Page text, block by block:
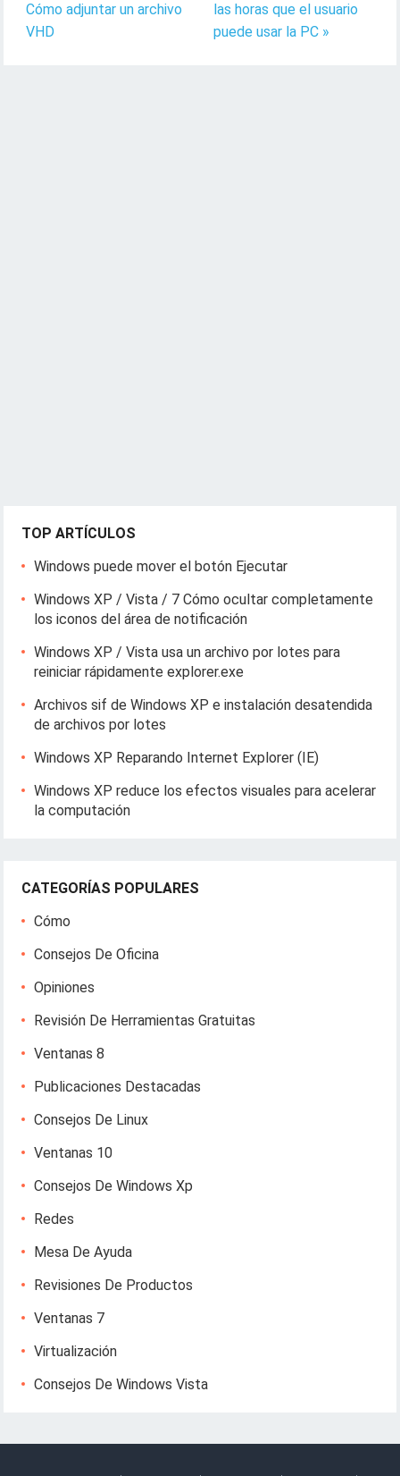
Cómo adjuntar un archivo
VHD
las horas que el usuario
puede usar la PC »
TOP ARTÍCULOS
Windows puede mover el botón Ejecutar
Windows XP / Vista / 7 Cómo ocultar completamente
los iconos del área de notificación
Windows XP / Vista usa un archivo por lotes para
reiniciar rápidamente explorer.exe
Archivos sif de Windows XP e instalación desatendida
de archivos por lotes
Windows XP Reparando Internet Explorer (IE)
Windows XP reduce los efectos visuales para acelerar
la computación
CATEGORÍAS POPULARES
Cómo
Consejos De Oficina
Opiniones
Revisión De Herramientas Gratuitas
Ventanas 8
Publicaciones Destacadas
Consejos De Linux
Ventanas 10
Consejos De Windows Xp
Redes
Mesa De Ayuda
Revisiones De Productos
Ventanas 7
Virtualización
Consejos De Windows Vista